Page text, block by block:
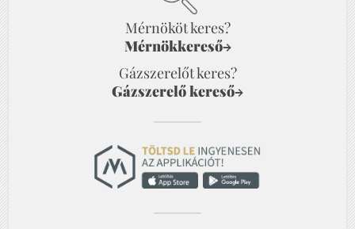
Mérnököt keres?
Mérnökkereső→
Gázszerelőt keres?
Gázszerelő kereső→